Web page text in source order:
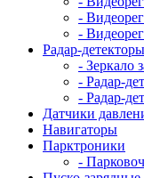
-
-
Радар-детекторы
- Зеркало
- Радар-
- Радар-
Датчики
Навигаторы
Парктроники
-